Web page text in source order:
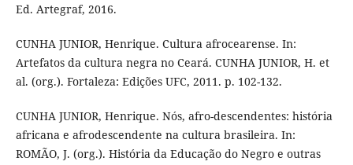
Ed. Artegraf, 2016.
CUNHA JUNIOR, Henrique. Cultura afrocearense. In:
Artefatos da cultura negra no Ceará. CUNHA JUNIOR, H. et
al. (org.). Fortaleza: Edições UFC, 2011. p. 102-132.
CUNHA JUNIOR, Henrique. Nós, afro-descendentes: história
africana e afrodescendente na cultura brasileira. In:
ROMÃO, J. (org.). História da Educação do Negro e outras